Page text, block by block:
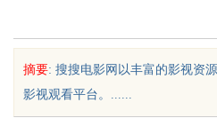
摘要: 搜搜电影网以丰富的影视资
影视观看平台。......